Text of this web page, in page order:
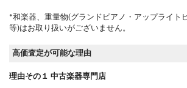
*和楽器、重量物(グランドピアノ・アップライト
等)はお取り扱いがございません。
高価査定が可能な理由
理由その１ 中古楽器専門店